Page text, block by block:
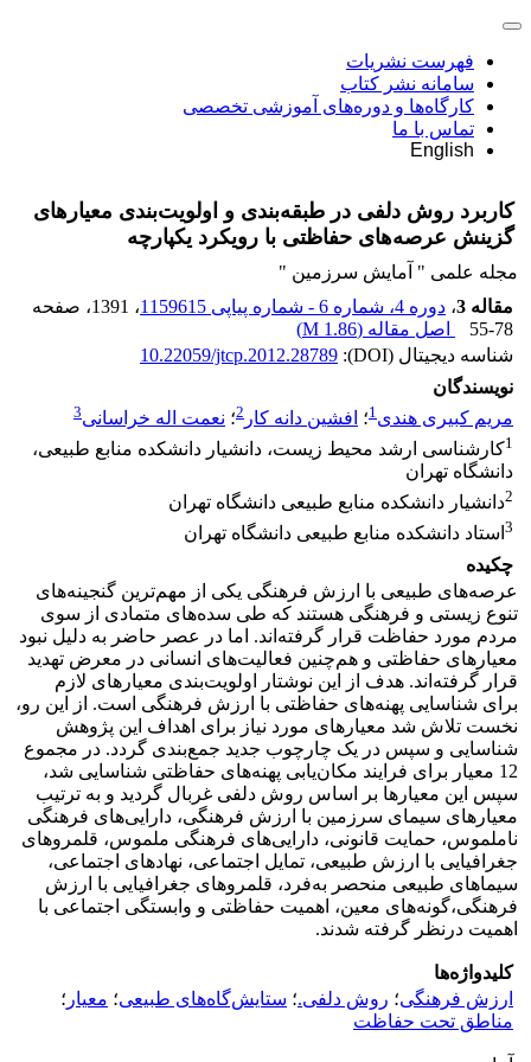
فهرست نشریات
سامانه نشر کتاب
کارگاه‌ها و دوره‌های آموزشی تخصصی
تماس با ما
English
کاربرد روش دلفی در طبقه‌بندی و اولویت‌بندی معیارهای
گزینش عرصه‌های حفاظتی با رویکرد یکپارچه
مجله علمی " آمایش سرزمین "
مقاله 3
، دوره 4، شماره 6 - شماره پیاپی 1159615 ، 1391
، صفحه
55-78
اصل مقاله (1.86 M
)
شناسه دیجیتال (DOI):
10.22059/jtcp.2012.28789
نویسندگان
مریم کبیری هندی1؛ افشین دانه کار 2؛ نعمت اله خراسانی3
1کارشناسی ارشد محیط زیست، دانشیار دانشکده منابع طبیعی،
دانشگاه تهران
2دانشیار دانشکده منابع طبیعی دانشگاه تهران
3 استاد دانشکده منابع طبیعی دانشگاه تهران
چکیده
عرصه‌های طبیعی با ارزش فرهنگی یکی از مهم‌ترین گنجینه‌های
تنوع زیستی و فرهنگی هستند که طی سده‌های متمادی از سوی
مردم مورد حفاظت قرار گرفته‌اند. اما در عصر حاضر به دلیل نبود
معیارهای حفاظتی و هم‌چنین فعالیت‌های انسانی در معرض تهدید
قرار گرفته‌اند. هدف از این نوشتار اولویت‌بندی معیارهای لازم
برای شناسایی پهنه‌های حفاظتی با ارزش فرهنگی است. از این رو،
نخست تلاش شد معیارهای مورد نیاز برای اهداف این پژوهش
شناسایی و سپس در یک چارچوب جدید جمع‌بندی گردد. در مجموع
12 معیار برای فرایند مکان‌یابی پهنه‌های حفاظتی شناسایی شد،
سپس این معیارها بر اساس روش دلفی غربال گردید و به ترتیب
معیارهای سیمای سرزمین با ارزش فرهنگی، دارایی‌های فرهنگی
ناملموس، حمایت قانونی، دارایی‌های فرهنگی ملموس، قلمروهای
جغرافیایی با ارزش طبیعی، تمایل اجتماعی، نهادهای اجتماعی،
سیماهای طبیعی منحصر به‌فرد، قلمروهای جغرافیایی با ارزش
فرهنگی،گونه‌های معین، اهمیت حفاظتی و وابستگی اجتماعی با
اهمیت درنظر گرفته شدند.
کلیدواژه‌ها
ارزش فرهنگی؛ روش دلفی.؛ ستایش‌گاه‌های طبیعی؛ معیار ؛
مناطق تحت حفاظت